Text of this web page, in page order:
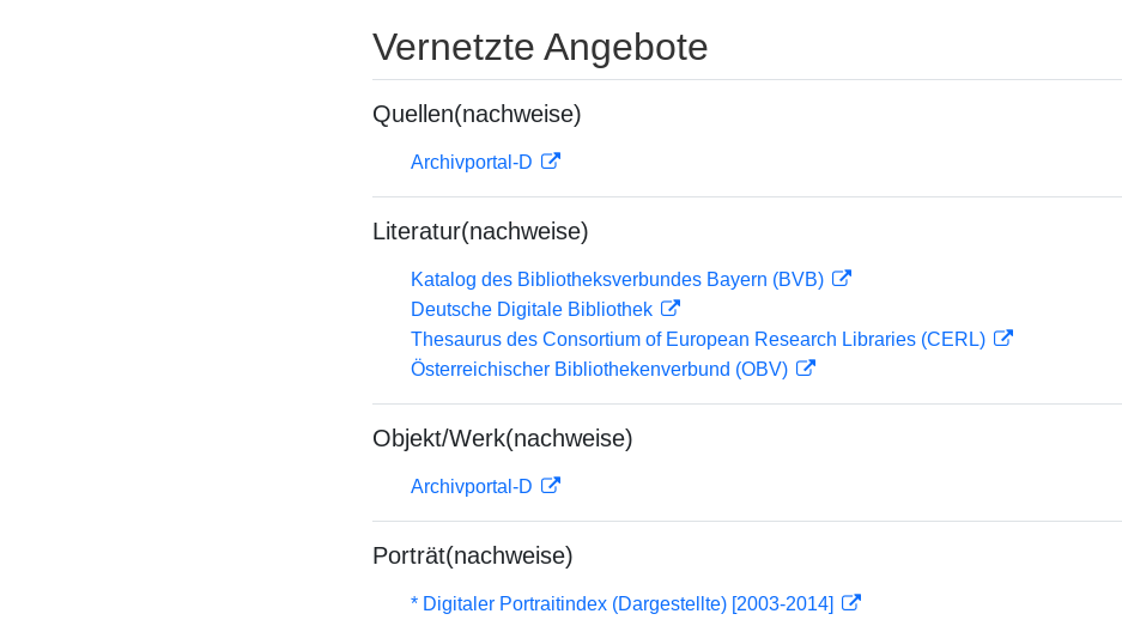
Vernetzte Angebote
Quellen(nachweise)
Archivportal-D
Literatur(nachweise)
Katalog des Bibliotheksverbundes Bayern (BVB)
Deutsche Digitale Bibliothek
Thesaurus des Consortium of European Research Libraries (CERL)
Österreichischer Bibliothekenverbund (OBV)
Objekt/Werk(nachweise)
Archivportal-D
Porträt(nachweise)
* Digitaler Portraitindex (Dargestellte) [2003-2014]